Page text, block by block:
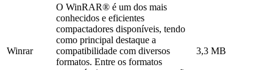
Winrar
O WinRAR® é um dos mais
conhecidos e eficientes
compactadores disponíveis, tendo
como principal destaque a
compatibilidade com diversos
formatos. Entre os formatos
3,3 MB